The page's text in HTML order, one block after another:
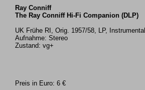
Ray Conniff
The Ray Conniff Hi-Fi Companion (DLP)
UK Frühe RI, Orig. 1957/58, LP, Instrumental
Aufnahme: Stereo
Zustand: vg+
Preis in Euro: 6 €